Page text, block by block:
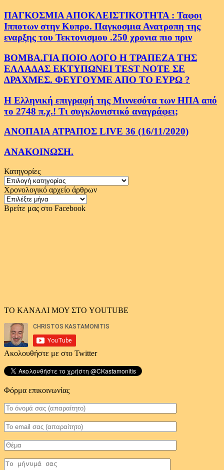
ΠΑΓΚΟΣΜΙΑ ΑΠΟΚΛΕΙΣΤΙΚΟΤΗΤΑ : Ταφοι
Ιπποτων στην Κυπρο. Παγκοσμια Ανατροπη της
εναρξης του Τεκτονισμου .250 χρονια πιο πριν
ΒΟΜΒΑ.ΓΙΑ ΠΟΙΟ ΛΟΓΟ Η ΤΡΑΠΕΖΑ ΤΗΣ
ΕΛΛΑΔΑΣ ΕΚΤΥΠΩΝΕΙ TEST NOTE ΣΕ
ΔΡΑΧΜΕΣ. ΦΕΥΓΟΥΜΕ ΑΠΟ ΤΟ ΕΥΡΩ ?
Η Ελληνική επιγραφή της Μιννεσότα των ΗΠΑ από
το 2748 π.χ.! Τι συγκλονιστικό αναγράφει;
ΑΝΟΠΑΙΑ ΑΤΡΑΠΟΣ LIVE 36 (16/11/2020)
ΑΝΑΚΟΙΝΩΣΗ.
Κατηγορίες
Κατηγορίες
Χρονολογικό αρχείο άρθρων
Χρονολογικό
αρχείο
Βρείτε μας στο Facebook
ΤΟ ΚΑΝΑΛΙ ΜΟΥ ΣΤΟ YOUTUBE
Ακολουθήστε με στο Twitter
Φόρμα επικοινωνίας